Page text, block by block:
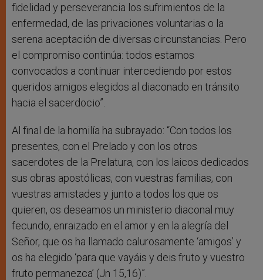
fidelidad y perseverancia los sufrimientos de la
enfermedad, de las privaciones voluntarias o la
serena aceptación de diversas circunstancias. Pero
el compromiso continúa: todos estamos
convocados a continuar intercediendo por estos
queridos amigos elegidos al diaconado en tránsito
hacia el sacerdocio”.
Al final de la homilía ha subrayado: “Con todos los
presentes, con el Prelado y con los otros
sacerdotes de la Prelatura, con los laicos dedicados
sus obras apostólicas, con vuestras familias, con
vuestras amistades y junto a todos los que os
quieren, os deseamos un ministerio diaconal muy
fecundo, enraizado en el amor y en la alegría del
Señor, que os ha llamado calurosamente ‘amigos’ y
os ha elegido ‘para que vayáis y deis fruto y vuestro
fruto permanezca’ (Jn 15,16)”.